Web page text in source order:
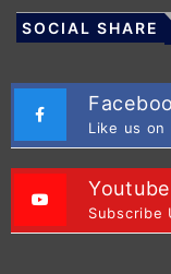
SOCIAL SHARE
Like us on
Youtube
Subscribe